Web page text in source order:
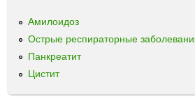
Амилоидоз
Острые респираторные
Панкреатит
Цистит